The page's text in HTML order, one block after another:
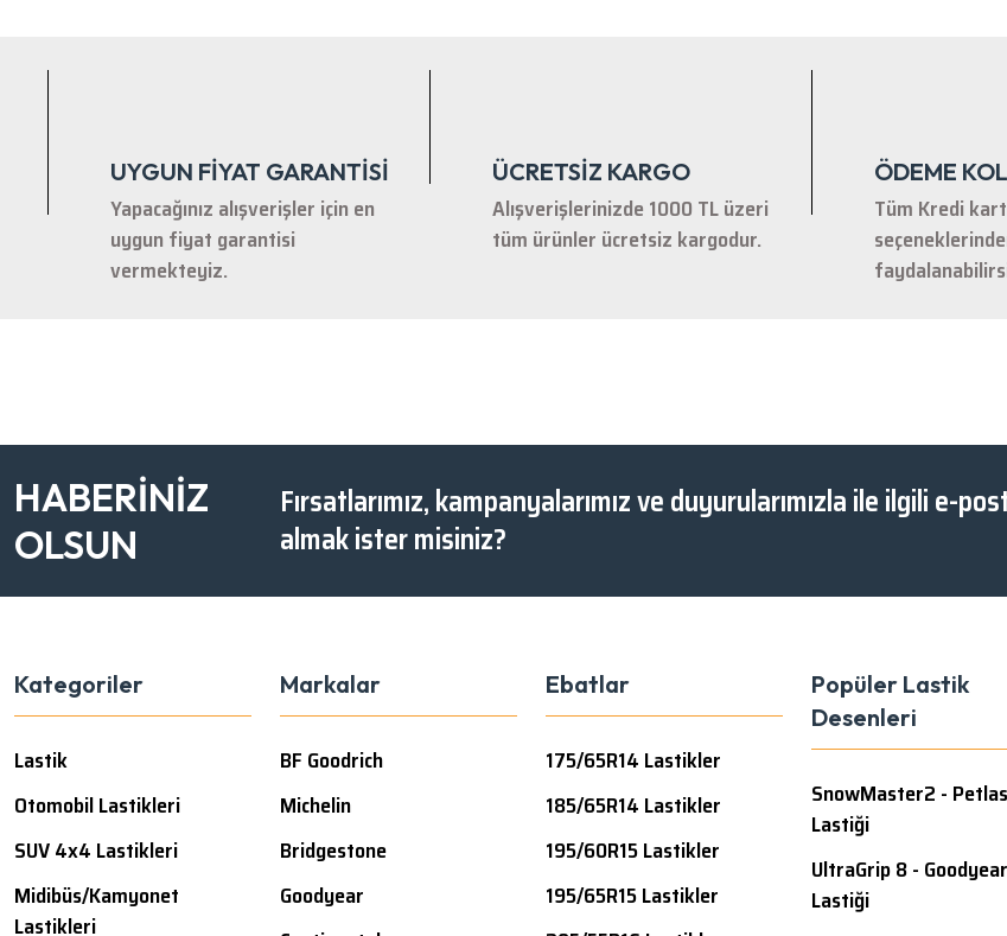
UYGUN FİYAT GARANTİSİ
Yapacağınız alışverişler için en
uygun fiyat garantisi
vermekteyiz.
ÜCRETSİZ KARGO
Alışverişlerinizde 1000 TL üzeri
tüm ürünler ücretsiz kargodur.
ÖDEME
Tüm Kredi
HABERİNİZ
OLSUN
Fırsatlarımız, kampanyalarımız ve duyurularımızla ile ilgili e-
almak ister misiniz?
Kategoriler
Lastik
Otomobil Lastikleri
SUV 4x4 Lastikleri
Midibüs/Kamyonet
Lastikleri
Markalar
BF Goodrich
Michelin
Bridgestone
Goodyear
Ebatlar
175/65R14 Lastikler
185/65R14 Lastikler
195/60R15 Lastikler
195/65R15 Lastikler
Popüler Lastik
Desenleri
SnowMaster2 - Petlas
Lastiği
UltraGrip 8 -
Lastiği